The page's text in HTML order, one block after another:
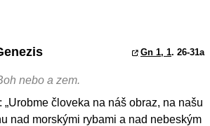
Gn 1, 1. 26-31a
nebo a zem.
„Urobme človeka na náš obraz, na našu
nad morskými rybami a nad nebeským